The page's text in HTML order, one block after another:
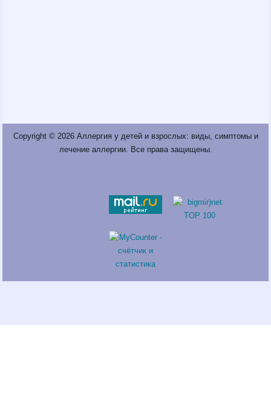
Copyright © 2026 Аллергия у детей и взрослых: виды, симптомы и
лечение аллергии. Все права защищены.